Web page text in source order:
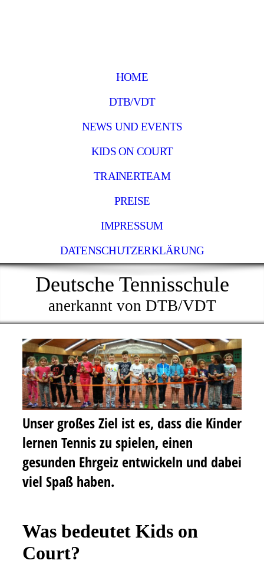
HOME
DTB/VDT
NEWS UND EVENTS
KIDS ON COURT
TRAINERTEAM
PREISE
IMPRESSUM
DATENSCHUTZERKLÄRUNG
Deutsche Tennisschule
anerkannt von DTB/VDT
Unser großes Ziel ist es, dass die Kinder
lernen Tennis zu spielen, einen
gesunden Ehrgeiz entwickeln und dabei
viel Spaß haben.
Was bedeutet Kids on
Court?